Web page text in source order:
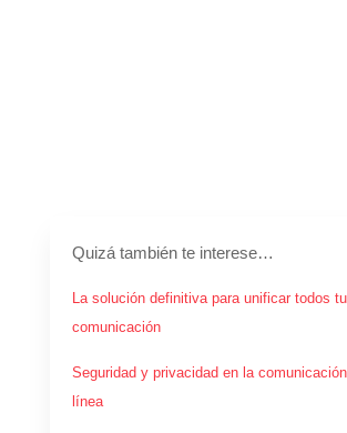
Quizá también te interese…
La solución definitiva para unificar todos
comunicación
Seguridad y privacidad en la
línea